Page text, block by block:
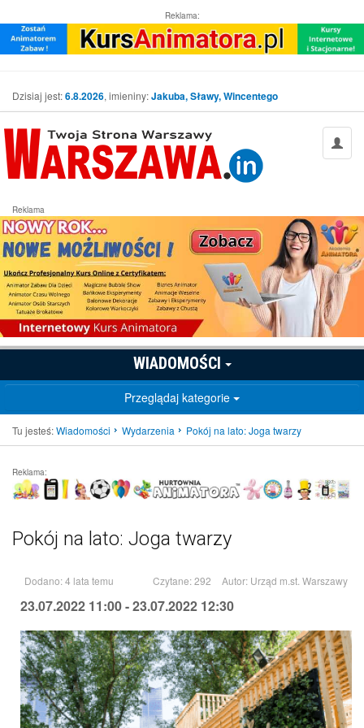
Reklama:
Dzisiaj jest:6.8.2026, imieniny:Jakuba, Sławy, Wincentego
Reklama
WIADOMOŚCI
Przeglądaj kategorie
Tu jesteś:Wiadomości Wydarzenia Pokój na lato: Joga twarzy
Reklama:
Pokój na lato: Joga twarzy
Dodano: 4 lata temu Czytane: 292 Autor: Urząd m.st. Warszawy
23.07.2022 11:00 - 23.07.2022 12:30